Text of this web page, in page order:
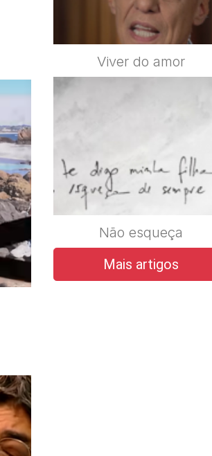
Viver do amor
Não esqueça
Mais artigos